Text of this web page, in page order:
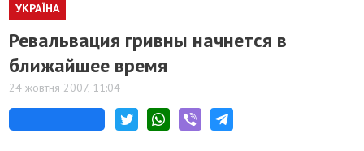
УКРАЇНА
Ревальвация гривны начнется в
ближайшее время
24 жовтня 2007, 11:04